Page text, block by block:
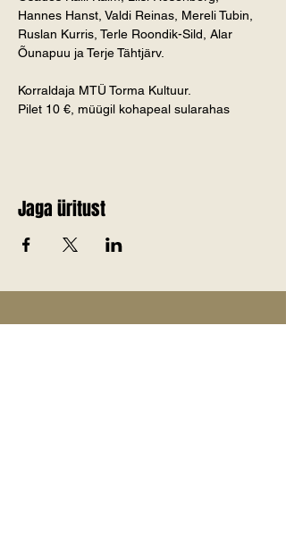
Hannes Hanst, Valdi Reinas, Mereli Tubin,
Ruslan Kurris, Terle Roondik-Sild, Alar
Õunapuu ja Terje Tähtjärv.
Korraldaja MTÜ Torma Kultuur.
Pilet 10 €, müügil kohapeal sularahas
Jaga üritust